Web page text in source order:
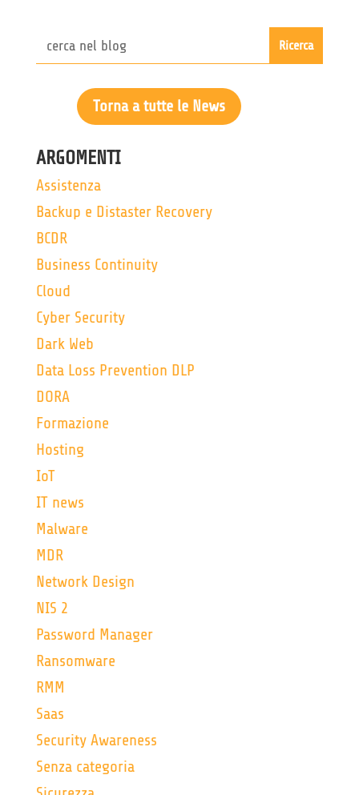
Torna a tutte le News
ARGOMENTI
Assistenza
Backup e Distaster Recovery
BCDR
Business Continuity
Cloud
Cyber Security
Dark Web
Data Loss Prevention DLP
DORA
Formazione
Hosting
IoT
IT news
Malware
MDR
Network Design
NIS 2
Password Manager
Ransomware
RMM
Saas
Security Awareness
Senza categoria